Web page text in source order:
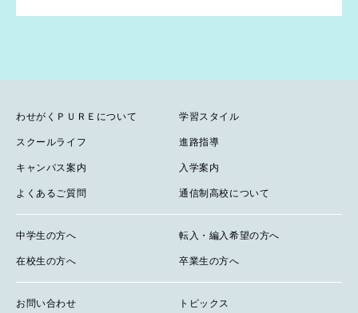
わせがくＰＵＲＥについて 学習スタイル
スクールライフ 進路指導
キャンパス案内 入学案内
よくあるご質問 通信制高校について
中学生の方へ 転入・編入希望の方へ
在校生の方へ 卒業生の方へ
お問い合わせ トピックス